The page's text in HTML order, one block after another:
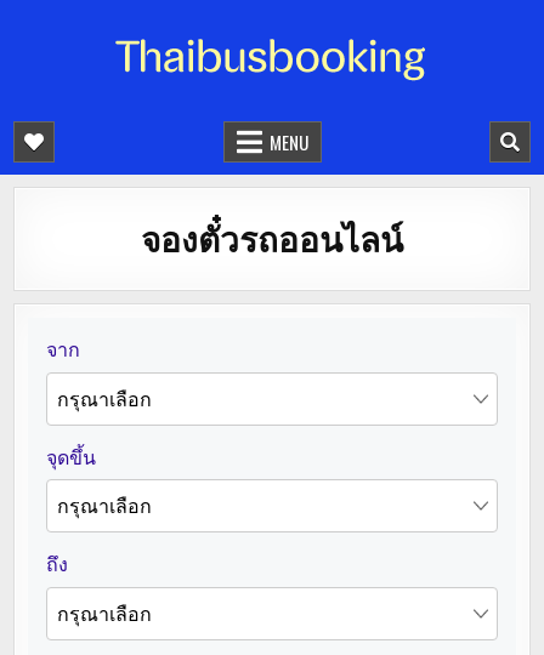
จองตั๋วรถออนไลน์ 24 ชั่วโมง
MENU
จองตั๋วรถออนไลน์